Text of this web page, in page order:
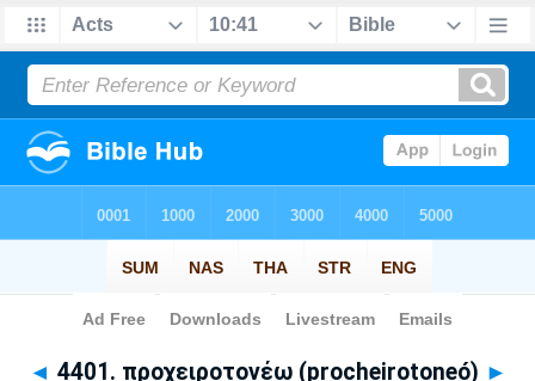
Bible>Strong's > Greek
◄ 4401. προχειροτονέω (procheirotoneó) ►